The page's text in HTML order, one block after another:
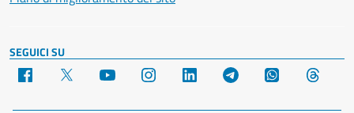
SEGUICI SU
Facebook YouTube Instagram LinkedIn Telegram WhatsApp